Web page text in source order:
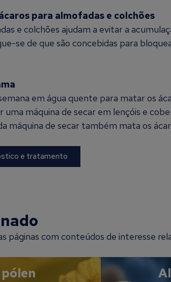
para almofadas e colchões
e colchões ajudam a evitar a
se de que são concebidas para
em água quente para matar os
uma máquina de secar em lençóis e
máquina de secar também mata os
e tratamento
páginas com conteúdos de interesse